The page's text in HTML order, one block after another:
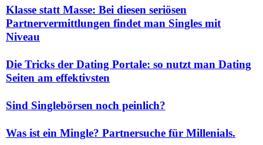
Klasse statt Masse: Bei diesen seriösen
Partnervermittlungen findet man Singles mit
Niveau
Die Tricks der Dating Portale: so nutzt man Dating
Seiten am effektivsten
Sind Singlebörsen noch peinlich?
Was ist ein Mingle? Partnersuche für Millenials.